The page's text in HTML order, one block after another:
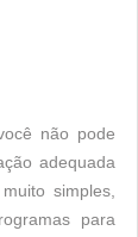
não pode
adequada
simples,
para